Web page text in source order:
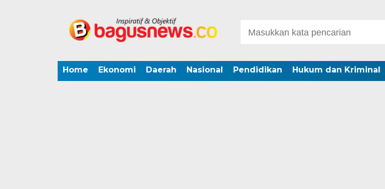
Home Ekonomi Daerah Nasional Pendidikan Hukum dan Kriminal